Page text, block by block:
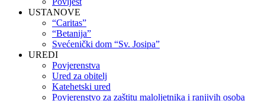
USTANOVE
“Caritas”
“Betanija”
Svećenički dom “Sv. Josipa”
UREDI
Povjerenstva
Ured za obitelj
Katehetski ured
Povjerenstvo za zaštitu maloljetnika i ranjivih osoba